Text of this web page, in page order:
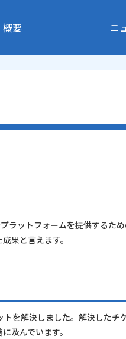
概要 ニ
ラットフォームを提供するた
果と言えます。
を解決しました。解決したチ
及んでいます。